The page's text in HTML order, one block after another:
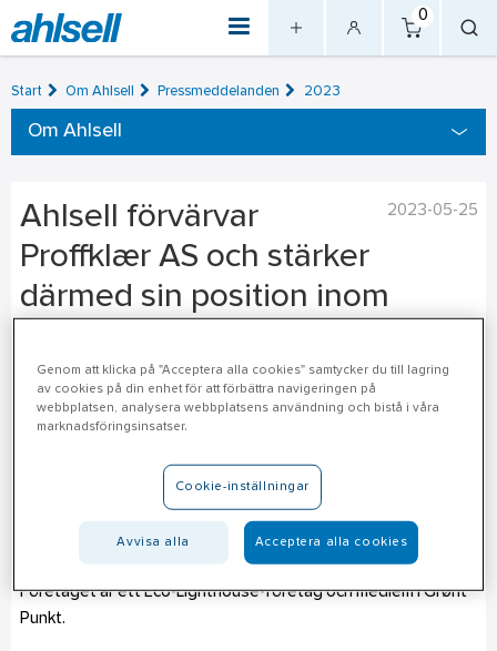
0
Start Om Ahlsell Pressmeddelanden 2023
Om Ahlsell
2023-05-25
Ahlsell förvärvar
Proffklær AS och stärker
därmed sin position inom
skyddsutrustning i östra Norge
Ahlsell Norge AS har ingått avtal om att förvärva samtliga
leverantörer av arbetskläder, profilkläder och personlig
skyddsutrustning. Bolaget består av 18 medarbetare och
omsättningen uppgick till 90 MNOK 2022. Verksamheten
omfattar butik, webbutik och lagerverksamhet i Brobekk, Oslo.
Företaget är ett Eco-Lighthouse-företag och medlem i Grønt
Punkt.
Genom att klicka på "Acceptera alla cookies" samtycker du till lagring
av cookies på din enhet för att förbättra navigeringen på
webbplatsen, analysera webbplatsens användning och bistå i våra
marknadsföringsinsatser.
Cookie-inställningar
Avvisa alla Acceptera alla cookies